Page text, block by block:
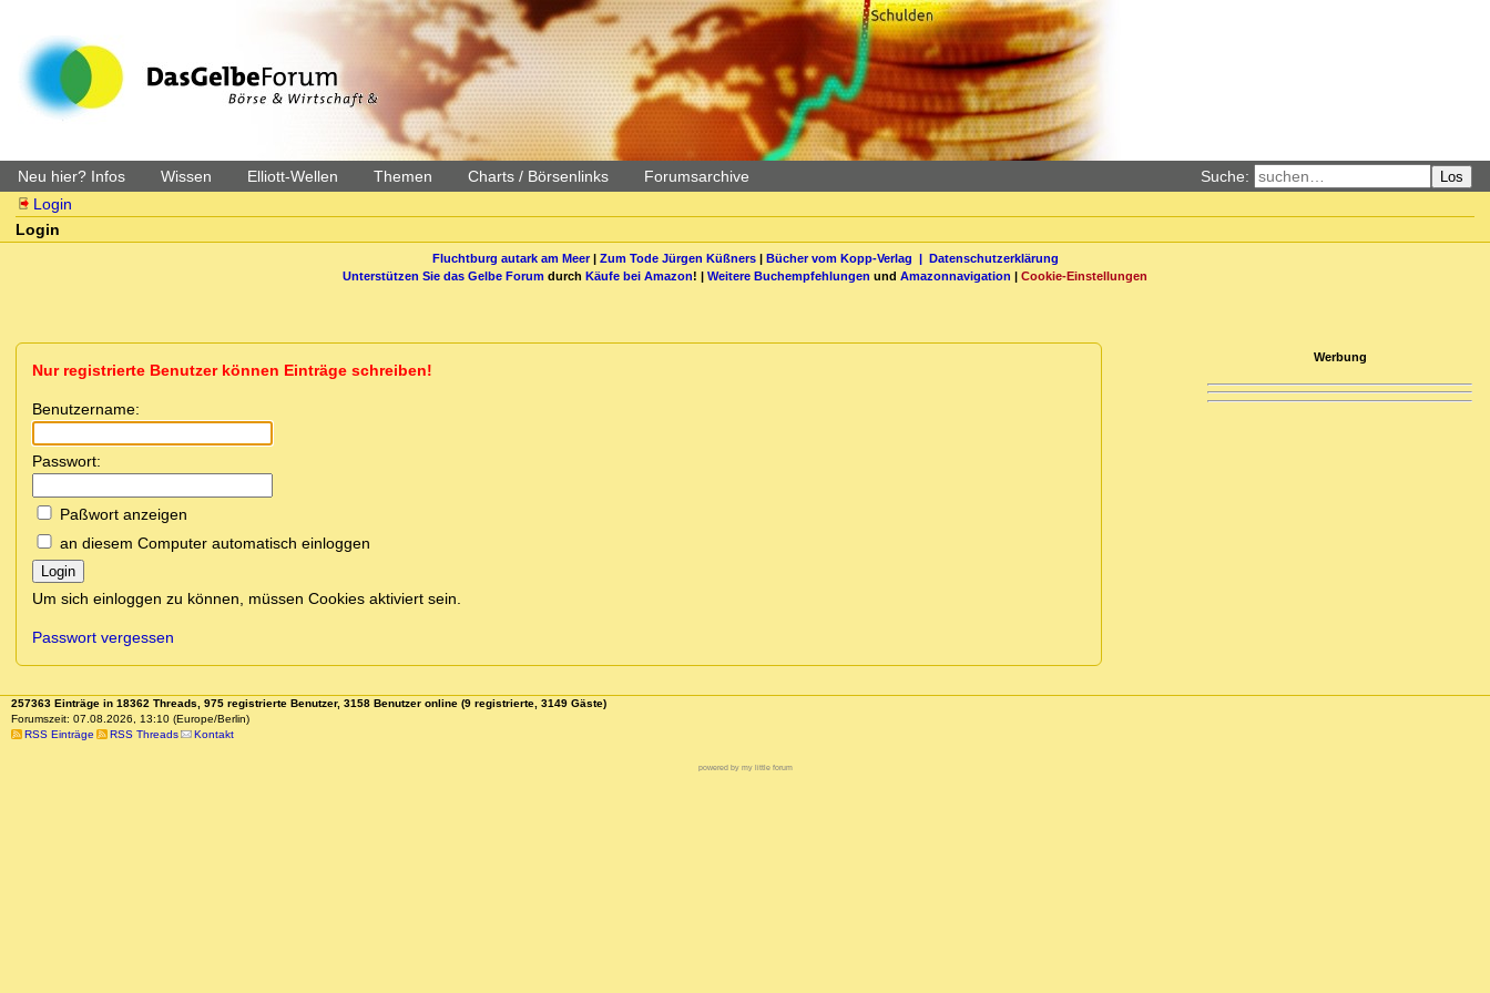
Neu hier? Infos Wissen Elliott-Wellen Themen Charts / Börsenlinks Forumsarchive Suche: Los
Login
Login
Fluchtburg autark am Meer| Zum Tode Jürgen Küßners| Bücher vom Kopp-Verlag | Datenschutzerklärung
Unterstützen Sie das Gelbe Forum durch Käufe bei Amazon! | Weitere Buchempfehlungen und Amazonnavigation | Cookie-Einstellungen
Nur registrierte Benutzer können Einträge schreiben!
Benutzername:
Passwort:
Paßwort anzeigen
an diesem Computer automatisch einloggen
Login
Um sich einloggen zu können, müssen Cookies aktiviert sein.
Passwort vergessen
Werbung
257363 Einträge in 18362 Threads, 975 registrierte Benutzer, 3158 Benutzer online (9 registrierte, 3149 Gäste)
Forumszeit: 07.08.2026, 13:10 (Europe/Berlin)
RSS Einträge
RSS Threads Kontakt
powered by my little forum